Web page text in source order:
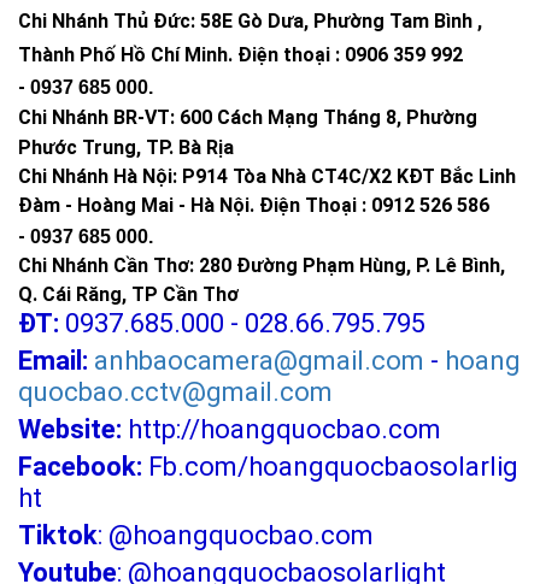
Chi Nhánh Thủ Đức: 58E Gò Dưa, Phường Tam Bình ,
Thành Phố Hồ Chí Minh. Điện thoại : 0906 359 992
- 0937 685 000.
Chi Nhánh BR-VT: 600 Cách Mạng Tháng 8, Phường
Phước Trung, TP. Bà Rịa
Chi Nhánh Hà Nội: P914 Tòa Nhà CT4C/X2 KĐT Bắc Linh
Đàm - Hoàng Mai - Hà Nội. Điện Thoại : 0912 526 586
- 0937 685 000.
Chi Nhánh Cần Thơ: 280 Đường Phạm Hùng, P. Lê Bình,
Q. Cái Răng, TP Cần Thơ
ĐT: 0937.685.000 - 028.66.795.795
Email: anhbaocamera@gmail.com - hoang
quocbao.cctv@gmail.com
Website: http://hoangquocbao.com
Facebook: Fb.com/hoangquocbaosolarlig
ht
Tiktok: @hoangquocbao.com
Youtube: @hoangquocbaosolarlight